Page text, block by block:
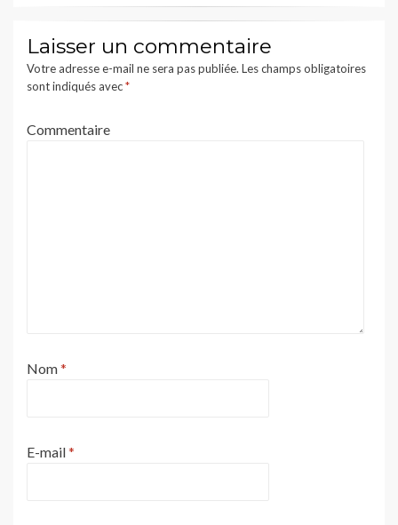
Laisser un commentaire
Votre adresse e-mail ne sera pas publiée. Les champs obligatoires
sont indiqués avec*
Commentaire
Nom*
E-mail*